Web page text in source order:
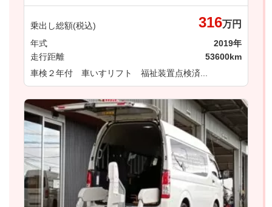
乗出し総額(税込) 316万円
年式
2019年
走行距離
53600km
車検２年付 車いすリフト 福祉装置点検済...